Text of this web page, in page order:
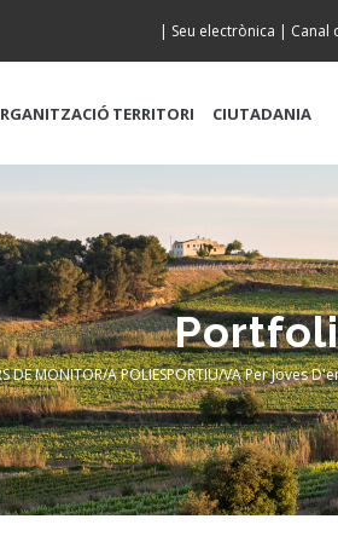
| Seu electrònica | Canal
TERRITORI CIUTADANIA
DE MONITOR/A POLIESPORTIU/VA Per Joves